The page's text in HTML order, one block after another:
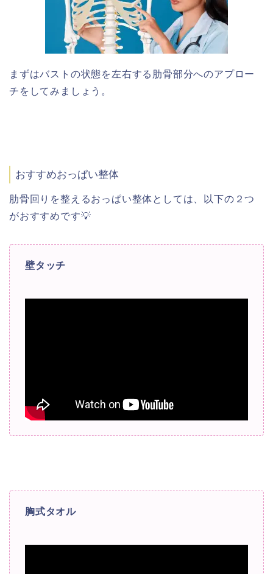
まずはバストの状態を左右する肋骨部分へのアプロー
チをしてみましょう。
おすすめおっぱい整体
肋骨回りを整えるおっぱい整体としては、以下の２つ
がおすすめです💡
壁タッチ
胸式タオル